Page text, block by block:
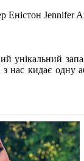
Еністон Jennifer
унікальний
кидає одну